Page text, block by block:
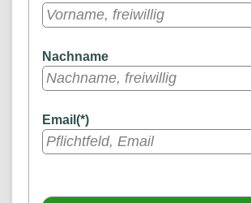
Nachname
Email(*)